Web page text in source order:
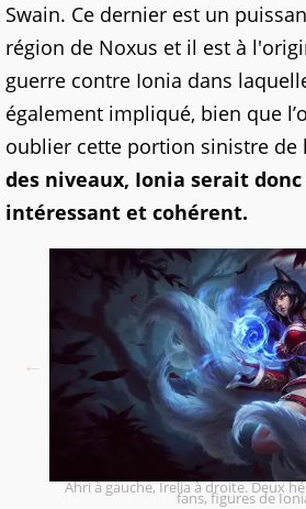
Swain. Ce dernier est un
région de Noxus et il est à
guerre contre Ionia dans
également impliqué, bien que
oublier cette portion sinistre de
des niveaux, Ionia serait
intéressant et cohérent.
Ahri à gauche, Irelia à droite. Deux
fans, figures de